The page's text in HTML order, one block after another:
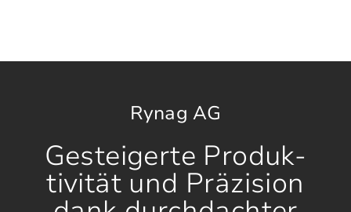
Rynag AG
Gesteigerte Produk-
tivität und Präzision